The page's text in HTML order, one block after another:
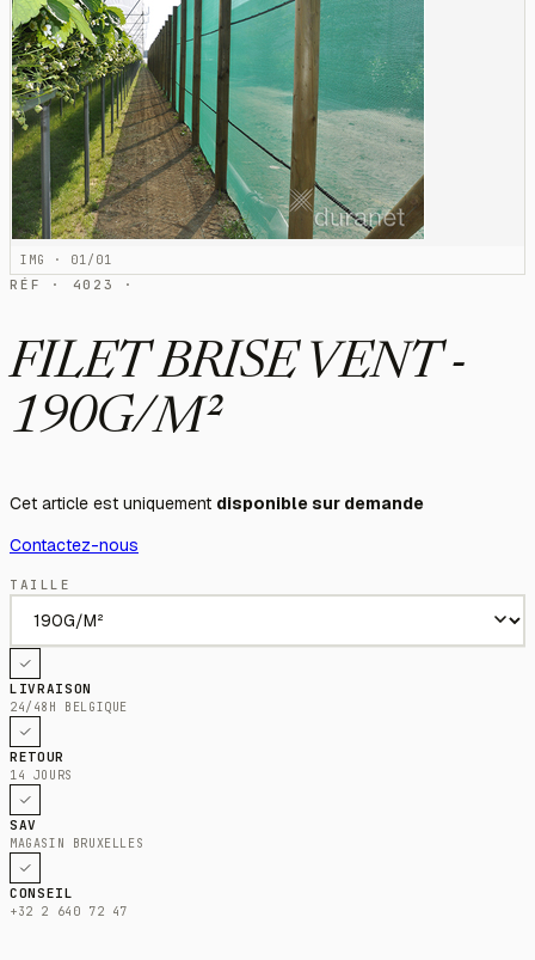
IMG · 01/01
RÉF · 4023 ·
FILET BRISE VENT -
190G/M²
Cet article est uniquement disponible sur demande
Contactez-nous
TAILLE
LIVRAISON
24/48H BELGIQUE
RETOUR
14 JOURS
SAV
MAGASIN BRUXELLES
CONSEIL
+32 2 640 72 47